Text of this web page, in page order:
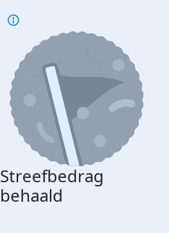
Streefbedrag
behaald